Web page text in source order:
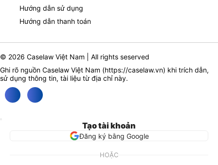
Hướng dẫn sử dụng
Hướng dẫn thanh toán
© 2026 Caselaw Việt Nam | All rights seserved
Ghi rõ nguồn Caselaw Việt Nam (https://caselaw.vn) khi trích dẫn,
sử dụng thông tin, tài liệu từ địa chỉ này.
Tạo tài khoản
Đăng ký bằng Google
HOẶC